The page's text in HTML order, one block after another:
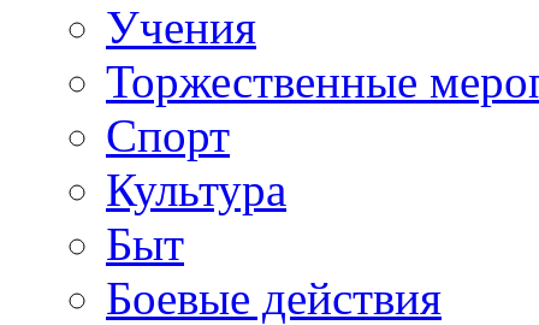
Учения
Торжественные
Спорт
Культура
Быт
Боевые действия